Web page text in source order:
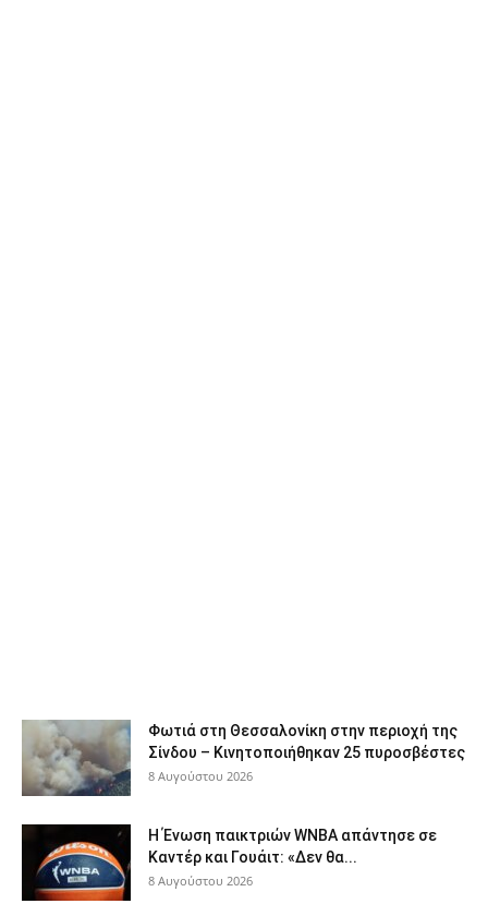
Φωτιά στη Θεσσαλονίκη στην περιοχή της
Σίνδου – Κινητοποιήθηκαν 25 πυροσβέστες
8 Αυγούστου 2026
Η Ένωση παικτριών WNBA απάντησε σε
Καντέρ και Γουάιτ: «Δεν θα...
8 Αυγούστου 2026